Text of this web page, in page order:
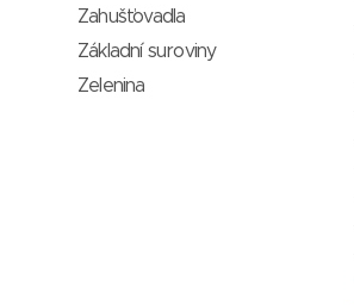
Zahušťovadla
Základní suroviny
Zelenina